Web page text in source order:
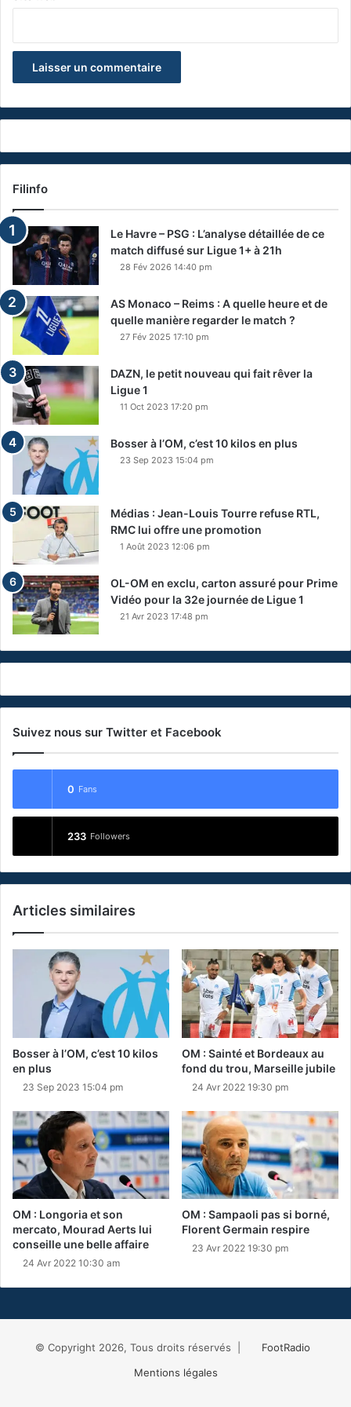
Filinfo
Le Havre – PSG : L’analyse détaillée de ce
match diffusé sur Ligue 1+ à 21h
28 Fév 2026 14:40 pm
AS Monaco – Reims : A quelle heure et de
quelle manière regarder le match ?
27 Fév 2025 17:10 pm
DAZN, le petit nouveau qui fait rêver la
Ligue 1
11 Oct 2023 17:20 pm
Bosser à l’OM, c’est 10 kilos en plus
23 Sep 2023 15:04 pm
Médias : Jean-Louis Tourre refuse RTL,
RMC lui offre une promotion
1 Août 2023 12:06 pm
OL-OM en exclu, carton assuré pour Prime
Vidéo pour la 32e journée de Ligue 1
21 Avr 2023 17:48 pm
Suivez nous sur Twitter et Facebook
0 Fans
233 Followers
Articles similaires
Bosser à l’OM, c’est 10 kilos
en plus
23 Sep 2023 15:04 pm
OM : Sainté et Bordeaux au
fond du trou, Marseille jubile
24 Avr 2022 19:30 pm
OM : Longoria et son
mercato, Mourad Aerts lui
conseille une belle affaire
24 Avr 2022 10:30 am
OM : Sampaoli pas si borné,
Florent Germain respire
23 Avr 2022 19:30 pm
© Copyright 2026, Tous droits réservés |
FootRadio
Mentions légales